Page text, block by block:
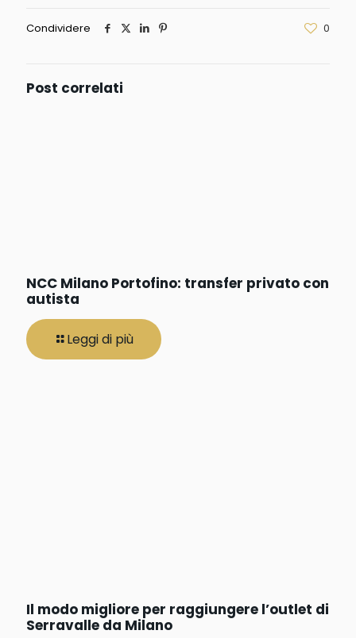
Condividere 0
Post correlati
NCC Milano Portofino: transfer privato con
autista
Leggi di più
Il modo migliore per raggiungere l’outlet di
Serravalle da Milano